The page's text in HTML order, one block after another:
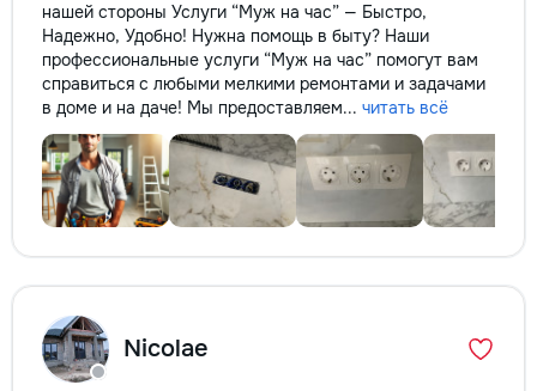
нашей стороны Услуги “Муж на час” — Быстро,
Надежно, Удобно! Нужна помощь в быту? Наши
профессиональные услуги “Муж на час” помогут вам
справиться с любыми мелкими ремонтами и задачами
в доме и на даче! Мы предоставляем... читать всё
Nicolae